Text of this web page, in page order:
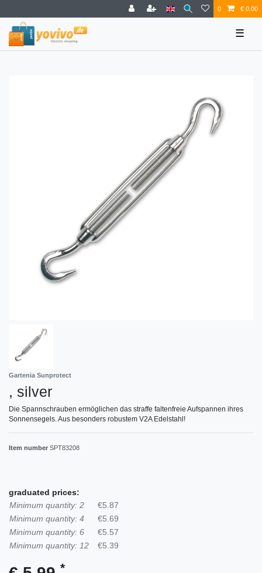
0 € 0.00
☰
Gartenia Sunprotect
, silver
Die Spannschrauben ermöglichen das straffe faltenfreie Aufspannen ihres
Sonnensegels. Aus besonders robustem V2A Edelstahl!
Item number SPT83208
graduated prices:
Minimum quantity: 2
€5.87
Minimum quantity: 4
€5.69
Minimum quantity: 6
€5.57
Minimum quantity: 12
€5.39
*